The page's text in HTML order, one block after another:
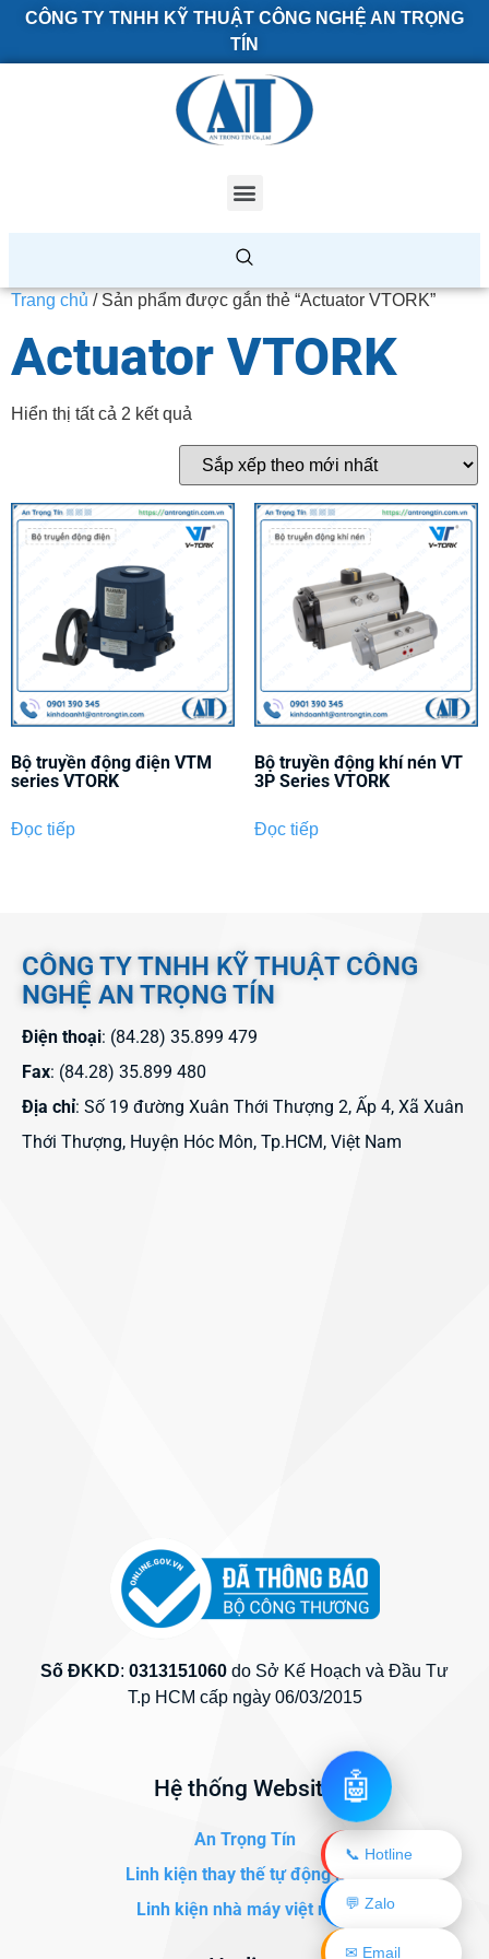
CÔNG TY TNHH KỸ THUẬT CÔNG NGHỆ AN TRỌNG
TÍN
Trang chủ / Sản phẩm được gắn thẻ “Actuator VTORK”
Actuator VTORK
Hiển thị tất cả 2 kết quả
Bộ truyền động điện VTM
series VTORK
Đọc tiếp
Bộ truyền động khí nén VT
3P Series VTORK
Đọc tiếp
CÔNG TY TNHH KỸ THUẬT CÔNG
NGHỆ AN TRỌNG TÍN
Điện thoại: (84.28) 35.899 479
Fax: (84.28) 35.899 480
Địa chỉ: Số 19 đường Xuân Thới Thượng 2, Ấp 4, Xã Xuân
Thới Thượng, Huyện Hóc Môn, Tp.HCM, Việt Nam
Số ĐKKD: 0313151060 do Sở Kế Hoạch và Đầu Tư
T.p HCM cấp ngày 06/03/2015
Hệ thống Website
An Trọng Tín
Linh kiện thay thế tự động hóa
Linh kiện nhà máy việt nam
🤖
📞 Hotline
💬 Zalo
✉ Email